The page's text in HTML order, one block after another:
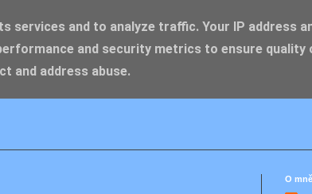
O mně
services and to analyze traffic. Your IP address
and security metrics to ensure quality
and address abuse.